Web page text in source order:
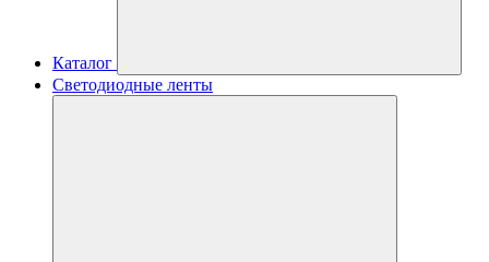
Каталог
Светодиодные ленты